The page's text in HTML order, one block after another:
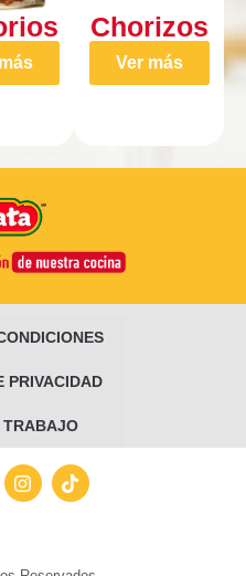
Chorizos
Ver más
PRIVACIDAD
TRABAJO